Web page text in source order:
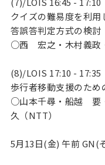
クイズの難易度を利
答誤答判定方式の検討
○西 宏之・木村義政
(8)/LOIS 17:10 - 17:35
歩行者移動支援のた
○山本千尋・船越 要
久（NTT）
5月13日(金) 午前 GN(